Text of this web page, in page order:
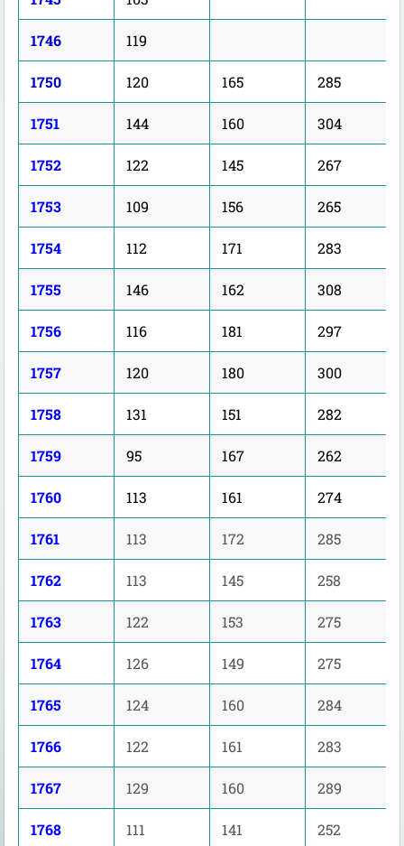
1746 119
1750 120 165 285
1751 144 160 304
1752 122 145 267
1753 109 156 265
1754 112 171 283
1755 146 162 308
1756 116 181 297
1757 120 180 300
1758 131 151 282
1759 95 167 262
1760 113 161 274
1761 113 172 285
1762 113 145 258
1763 122 153 275
1764 126 149 275
1765 124 160 284
1766 122 161 283
1767 129 160 289
1768 111 141 252